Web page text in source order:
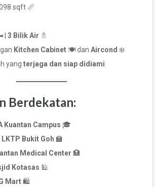
sqft 📏
| 3 Bilik Air 🚿
Kitchen Cabinet 🍽️ dan Aircond ❄️
yang terjaga dan siap didiami
Berdekatan:
Kuantan Campus 🎓
LKTP Bukit Goh 🏫
Medical Center 🏥
Kotasas 🕌
Mart 🛍️